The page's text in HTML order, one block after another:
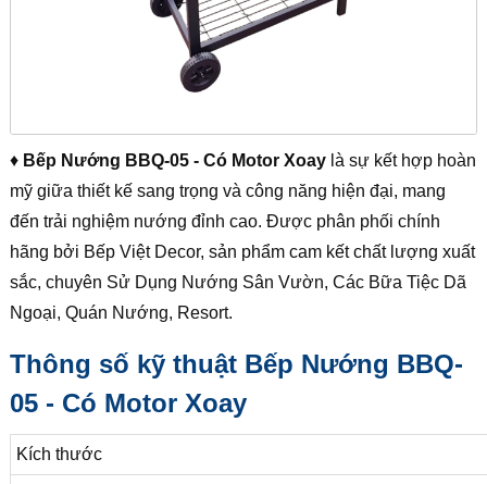
♦ Bếp Nướng BBQ-05 - Có Motor Xoaylà sự kết hợp hoàn
mỹ giữa thiết kế sang trọng và công năng hiện đại, mang
đến trải nghiệm nướng đỉnh cao. Được phân phối chính
hãng bởi Bếp Việt Decor, sản phẩm cam kết chất lượng xuất
sắc, chuyên Sử Dụng Nướng Sân Vườn, Các Bữa Tiệc Dã
Ngoại, Quán Nướng, Resort.
Thông số kỹ thuật Bếp Nướng BBQ-
05 - Có Motor Xoay
Kích thước